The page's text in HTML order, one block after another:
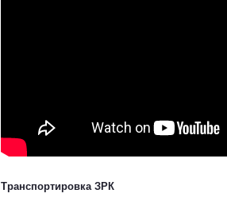
Транспортировка ЗРК